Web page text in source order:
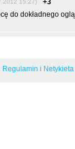
15:27)
+3
do dokładnego
Regulamin i Netykieta